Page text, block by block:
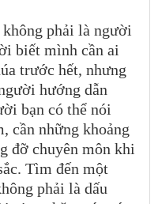
phải là người
biết mình cần ai
trước hết, nhưng
hướng dẫn
bạn có thể nói
cần những khoảng
đỡ chuyên môn khi
Tìm đến một
phải là dấu